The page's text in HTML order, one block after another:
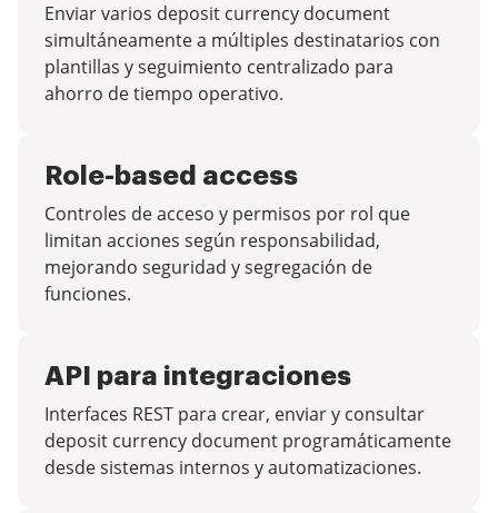
Enviar varios deposit currency document
simultáneamente a múltiples destinatarios con
plantillas y seguimiento centralizado para
ahorro de tiempo operativo.
Role-based access
Controles de acceso y permisos por rol que
limitan acciones según responsabilidad,
mejorando seguridad y segregación de
funciones.
API para integraciones
Interfaces REST para crear, enviar y consultar
deposit currency document programáticamente
desde sistemas internos y automatizaciones.